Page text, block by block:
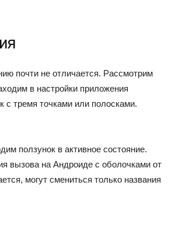
почти не отличается. Рассмотрим
в настройки приложения
с тремя точками или полосками.
ползунок в активное состояние.
вызова на Андроиде с оболочками от
могут смениться только названия